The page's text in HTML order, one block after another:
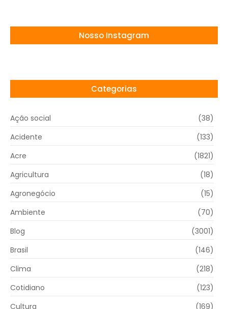
Nosso Instagram
Categorias
Ação social
(38)
Acidente
(133)
Acre
(1821)
Agricultura
(18)
Agronegócio
(15)
Ambiente
(70)
Blog
(3001)
Brasil
(146)
Clima
(218)
Cotidiano
(123)
Cultura
(169)